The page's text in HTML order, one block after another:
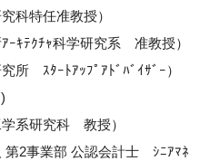
科特任准教授）
ｰｷﾃｸﾁｬ科学研究系 准教授）
所 ｽﾀｰﾄｱｯﾌﾟｱﾄﾞﾊﾞｲｻﾞｰ）
系研究科 教授）
第2事業部 公認会計士 ｼﾆｱﾏﾈ